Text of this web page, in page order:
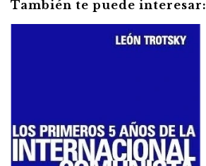
También te puede interesar: